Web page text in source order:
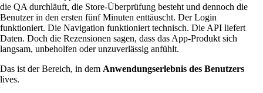
die QA durchläuft, die Store-Überprüfung besteht und dennoch die
Benutzer in den ersten fünf Minuten enttäuscht. Der Login
funktioniert. Die Navigation funktioniert technisch. Die API liefert
Daten. Doch die Rezensionen sagen, dass das App-Produkt sich
langsam, unbeholfen oder unzuverlässig anfühlt.
Das ist der Bereich, in dem Anwendungserlebnis des Benutzers
lives.